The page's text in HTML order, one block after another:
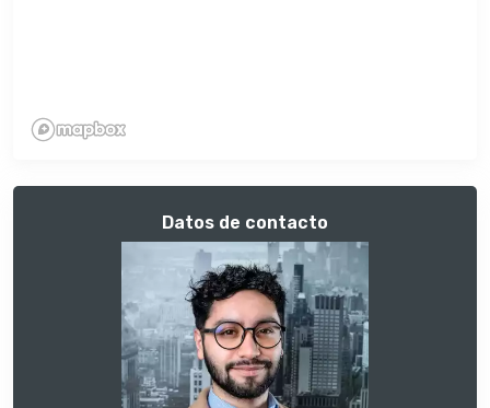
Datos de contacto